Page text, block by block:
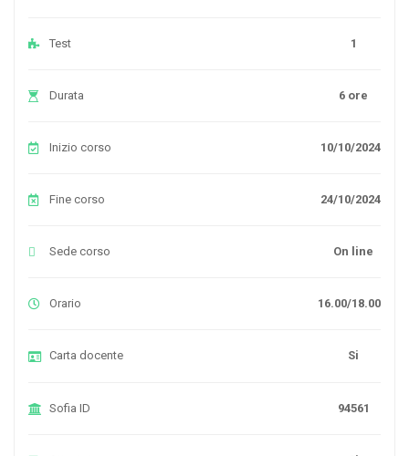
Test 1
Durata 6 ore
Inizio corso 10/10/2024
Fine corso 24/10/2024
Sede corso On line
Orario 16.00/18.00
Carta docente Si
Sofia ID 94561